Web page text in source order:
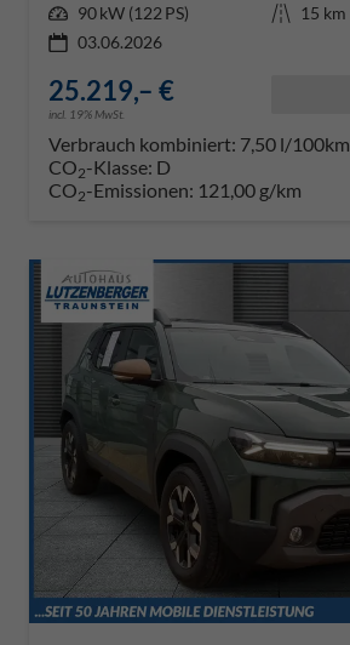
Leistung 90 kW (122 PS) Kilometerstand 15 km
03.06.2026
25.219,– €
incl. 19% MwSt.
Verbrauch kombiniert: 7,50 l/100km
CO2-Klasse: D
CO2-Emissionen: 121,00 g/km